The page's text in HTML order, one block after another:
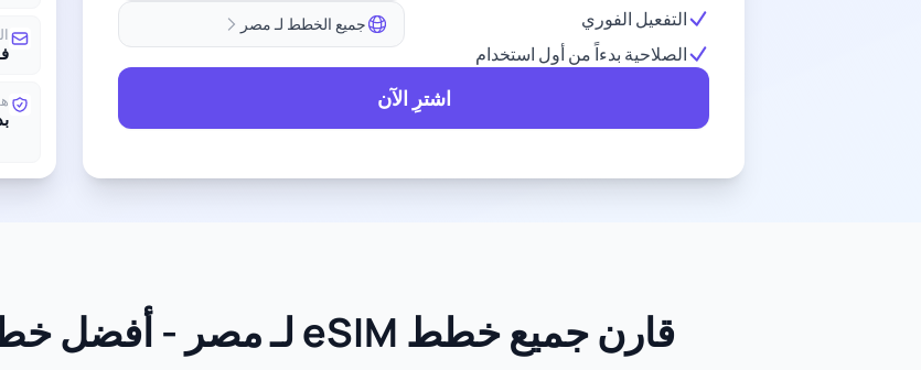
التفعيل الفوري
الصلاحية بدءاً من أول استخدام
جميع الخطط لـ مصر
اشترِ الآن
قارن جميع خطط eSIM لـ مصر - أفضل خطط البيانات والأسعار